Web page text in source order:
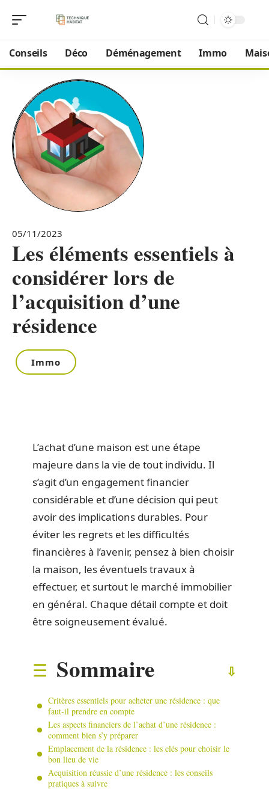
Conseils Déco Déménagement Immo
05/11/2023
Les éléments essentiels à
considérer lors de
l’acquisition d’une
résidence
Immo
L’achat d’une maison est une étape
majeure dans la vie de tout individu. Il
s’agit d’un engagement financier
considérable et d’une décision qui peut
avoir des implications durables. Pour
éviter les regrets et les difficultés
financières à l’avenir, pensez à bien choisir
la maison, les éventuels travaux à
effectuer, et surtout le marché immobilier
en général. Chaque détail compte et doit
être soigneusement évalué.
Sommaire
Critères essentiels pour acheter une résidence : que
faut-il prendre en compte
Les aspects financiers de l’achat d’une résidence :
comment bien s’y préparer
Emplacement de la résidence : les clés pour choisir le
bon lieu de vie
Acquisition réussie d’une résidence : les conseils
pratiques à suivre